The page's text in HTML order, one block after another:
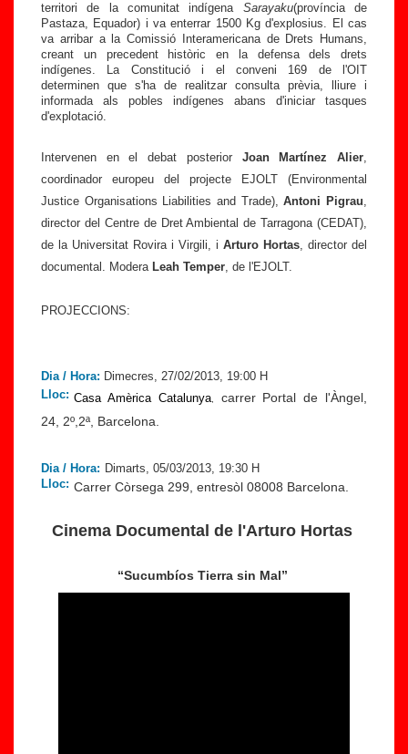
territori de la comunitat indígena Sarayaku(província de
Pastaza, Equador) i va enterrar 1500 Kg d'explosius. El cas
va arribar a la Comissió Interamericana de Drets Humans,
creant un precedent històric en la defensa dels drets
indígenes. La Constitució i el conveni 169 de l'OIT
determinen que s'ha de realitzar consulta prèvia, lliure i
informada als pobles indígenes abans d'iniciar tasques
d'explotació.
Intervenen en el debat posterior Joan Martínez Alier,
coordinador europeu del projecte EJOLT (Environmental
Justice Organisations Liabilities and Trade),Antoni Pigrau,
director del Centre de Dret Ambiental de Tarragona (CEDAT),
de la Universitat Rovira i Virgili, i Arturo Hortas, director del
documental. Modera Leah Temper, de l'EJOLT.
PROJECCIONS:
Dia / Hora: Dimecres, 27/02/2013, 19:00 H
Lloc: Casa Amèrica Catalunya,
carrer Portal de l'Àngel,
24, 2º,2ª, Barcelona.
Dia / Hora: Dimarts, 05/03/2013, 19:30 H
Lloc: Carrer Còrsega 299, entresòl 08008 Barcelona.
Cinema Documental de l'Arturo Hortas
“Sucumbíos Tierra sin Mal”